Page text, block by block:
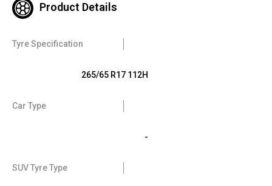
Product Details
Tyre Specification
265/65 R17 112H
Car Type
-
SUV Tyre Type